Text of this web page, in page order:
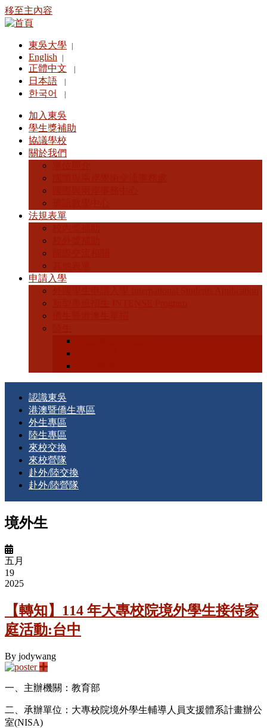
移至主內容
東吳大學
English
正體中文
日本語
한국어
加入東吳
學生獎補助
協議學校
關於我們
法規表單
申請入學
認識東吳
港澳暨僑生專區
外生專區
陸生專區
來校交換
來校營隊
赴外/陸交換
赴外/陸營隊
境外生
五月
19
2025
【轉知】114 年大專校院境外學生接待家
庭活動:台中
By jodywang
一、主辦機關：教育部
二、承辦單位：大專校院境外學生輔導人員支援體系計畫辦公
室(NISA)